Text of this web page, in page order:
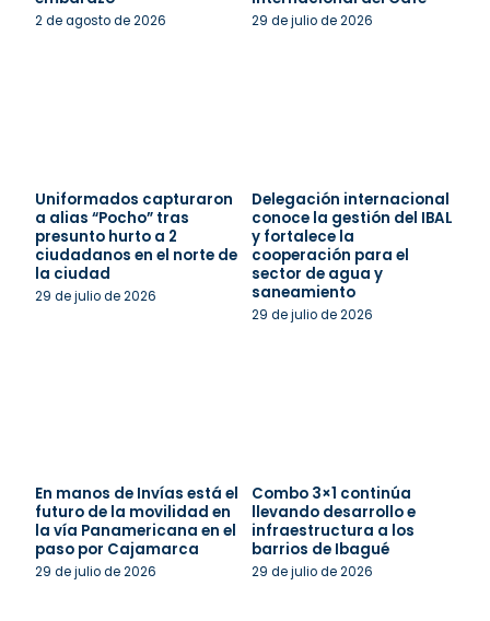
2 de agosto de 2026 29 de julio de 2026
Uniformados capturaron
a alias “Pocho” tras
presunto hurto a 2
ciudadanos en el norte de
la ciudad
29 de julio de 2026
Delegación internacional
conoce la gestión del IBAL
y fortalece la
cooperación para el
sector de agua y
saneamiento
29 de julio de 2026
En manos de Invías está el
futuro de la movilidad en
la vía Panamericana en el
paso por Cajamarca
29 de julio de 2026
Combo 3×1 continúa
llevando desarrollo e
infraestructura a los
barrios de Ibagué
29 de julio de 2026